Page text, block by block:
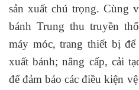
sản xuất chú trọng. Cùng
bánh Trung thu truyền
máy móc, trang thiết bị để
xuất bánh; nâng cấp, cải
để đảm bảo các điều kiện